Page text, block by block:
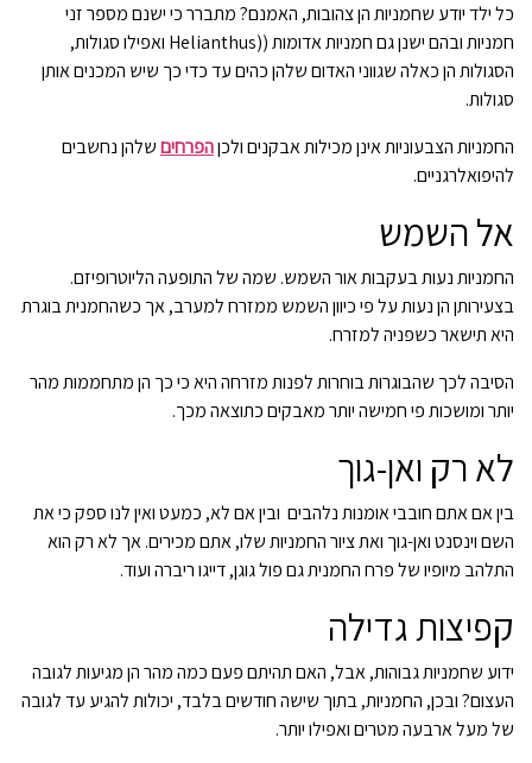
כל ילד יודע שחמניות הן צהובות, האמנם? מתברר כי ישנם מספר זני
חמניות ובהם ישנן גם חמניות אדומות ((Helianthus ואפילו סגולות,
הסגולות הן כאלה שגווני האדום שלהן כהים עד כדי כך שיש המכנים אותן
סגולות.
החמניות הצבעוניות אינן מכילות אבקנים ולכןהפרחיםשלהן נחשבים
להיפואלרגניים.
אל השמש
החמניות נעות בעקבות אור השמש. שמה של התופעה הליוטרופיזם.
בצעירותן הן נעות על פי כיוון השמש ממזרח למערב, אך כשהחמנית בוגרת
היא תישאר כשפניה למזרח.
הסיבה לכך שהבוגרות בוחרות לפנות מזרחה היא כי כך הן מתחממות מהר
יותר ומושכות פי חמישה יותר מאבקים כתוצאה מכך.
לא רק ואן-גוך
בין אם אתם חובבי אומנות נלהבים ובין אם לא, כמעט ואין לנו ספק כי את
השם וינסנט ואן-גוך ואת ציור החמניות שלו, אתם מכירים. אך לא רק הוא
התלהב מיופיו של פרח החמנית גם פול גוגן, דייגו ריברה ועוד.
קפיצות גדילה
ידוע שחמניות גבוהות, אבל, האם תהיתם פעם כמה מהר הן מגיעות לגובה
העצום? ובכן, החמניות, בתוך שישה חודשים בלבד, יכולות להגיע עד לגובה
של מעל ארבעה מטרים ואפילו יותר.